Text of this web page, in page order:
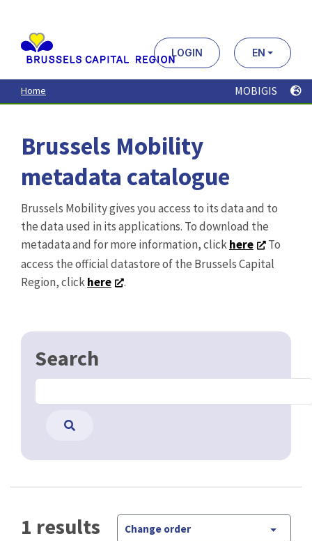
contenu
principal
LOGIN EN
Home MOBIGIS
Brussels Mobility
metadata catalogue
Brussels Mobility gives you access to its data and to
the data used in its applications. To download the
metadata and for more information, clickhere
To
access the official datastore of the Brussels Capital
Region, clickhere .
Search
1 results Change order